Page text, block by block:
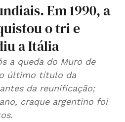
Em 1990, a
o tri e
a Itália
a queda do Muro de
último título da
da reunificação;
craque argentino foi